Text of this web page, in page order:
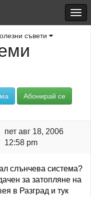
съвети
Абонирай се
пет авг 18, 2006
12:58 pm
слънчева система?
за затопляне на
в Разград и тук